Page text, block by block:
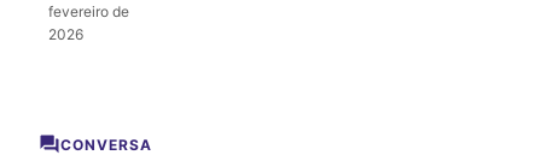
fevereiro de
2026
CONVERSA